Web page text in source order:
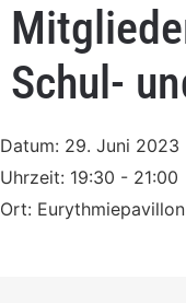
Schul-
Datum: 29. Juni 2023
Uhrzeit: 19:30 - 21:00
Ort: Eurythmiepavillon